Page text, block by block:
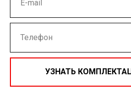
УЗНАТЬ